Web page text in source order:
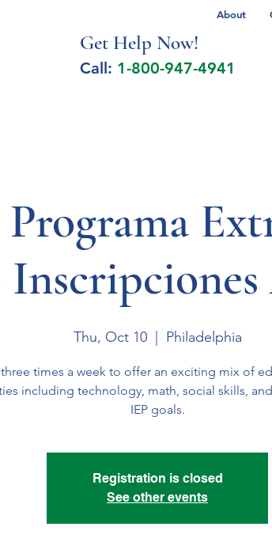
About
Get Help Now!
Call: 1-800-947-4941
Programa
Thu, Oct 10
  |
Philadelphia
times a week to offer an exciting mix of
including technology, math, social skills,
IEP goals.
Registration is closed
See other events